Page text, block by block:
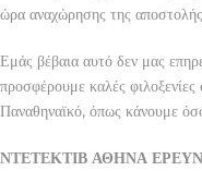
ώρα αναχώρησης της
Εμάς βέβαια αυτό δεν μας
προσφέρουμε καλές
Παναθηναϊκό, όπως κάνουμε
ΝΤΕΤΕΚΤΙΒ ΑΘΗΝΑ